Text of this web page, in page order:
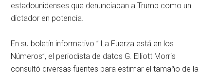
estadounidenses que denunciaban a Trump como un
dictador en potencia.
En su boletín informativo ” La Fuerza está en los
Números”, el periodista de datos G. Elliott Morris
consultó diversas fuentes para estimar el tamaño de la